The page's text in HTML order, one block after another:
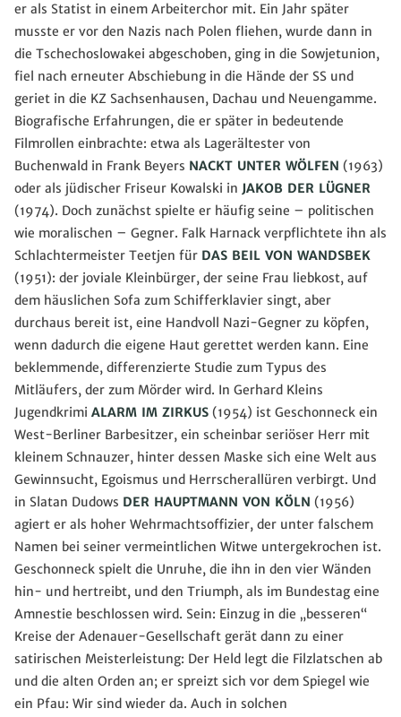
er als Statist in einem Arbeiterchor mit. Ein Jahr später
musste er vor den Nazis nach Polen fliehen, wurde dann in
die Tschechoslowakei abgeschoben, ging in die Sowjetunion,
fiel nach erneuter Abschiebung in die Hände der SS und
geriet in die KZ Sachsenhausen, Dachau und Neuengamme.
Biografische Erfahrungen, die er später in bedeutende
Filmrollen einbrachte: etwa als Lagerältester von
Buchenwald in Frank Beyers NACKT UNTER WÖLFEN (1963)
oder als jüdischer Friseur Kowalski in JAKOB DER LÜGNER
(1974). Doch zunächst spielte er häufig seine – politischen
wie moralischen – Gegner. Falk Harnack verpflichtete ihn als
Schlachtermeister Teetjen für DAS BEIL VON WANDSBEK
(1951): der joviale Kleinbürger, der seine Frau liebkost, auf
dem häuslichen Sofa zum Schifferklavier singt, aber
durchaus bereit ist, eine Handvoll Nazi-Gegner zu köpfen,
wenn dadurch die eigene Haut gerettet werden kann. Eine
beklemmende, differenzierte Studie zum Typus des
Mitläufers, der zum Mörder wird. In Gerhard Kleins
Jugendkrimi ALARM IM ZIRKUS (1954) ist Geschonneck ein
West-Berliner Barbesitzer, ein scheinbar seriöser Herr mit
kleinem Schnauzer, hinter dessen Maske sich eine Welt aus
Gewinnsucht, Egoismus und Herrscherallüren verbirgt. Und
in Slatan Dudows DER HAUPTMANN VON KÖLN (1956)
agiert er als hoher Wehrmachtsoffizier, der unter falschem
Namen bei seiner vermeintlichen Witwe untergekrochen ist.
Geschonneck spielt die Unruhe, die ihn in den vier Wänden
hin- und hertreibt, und den Triumph, als im Bundestag eine
Amnestie beschlossen wird. Sein: Einzug in die „besseren“
Kreise der Adenauer-Gesellschaft gerät dann zu einer
satirischen Meisterleistung: Der Held legt die Filzlatschen ab
und die alten Orden an; er spreizt sich vor dem Spiegel wie
ein Pfau: Wir sind wieder da. Auch in solchen